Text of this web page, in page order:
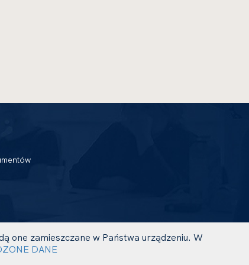
one zamieszczane w Państwa urządzeniu. W
DANE